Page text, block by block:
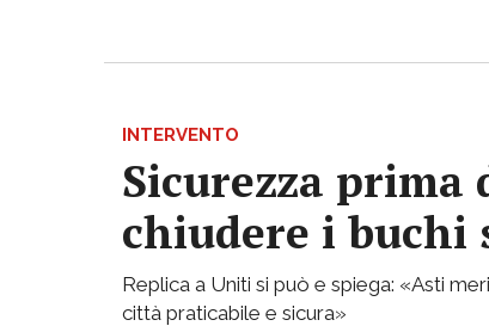
INTERVENTO
Sicurezza
chiudere i buchi
Replica a Uniti si può e spiega: «Asti
città praticabile e sicura»